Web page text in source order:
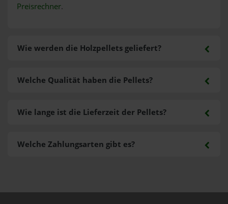
Preisrechner.
Wie werden die Holzpellets geliefert?
Welche Zahlungsarten gibt es?
Welche Qualität haben die Pellets?
Wie lange ist die Lieferzeit der Pellets?